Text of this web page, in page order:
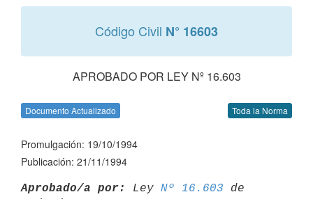
Código Civil N° 16603
APROBADO POR LEY Nº 16.603
Documento Actualizado Toda la Norma
Promulgación: 19/10/1994
Publicación: 21/11/1994
Aprobado/a por: Ley Nº 16.603 de